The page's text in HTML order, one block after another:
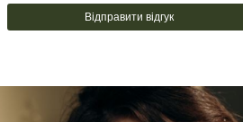
Відправити відгук